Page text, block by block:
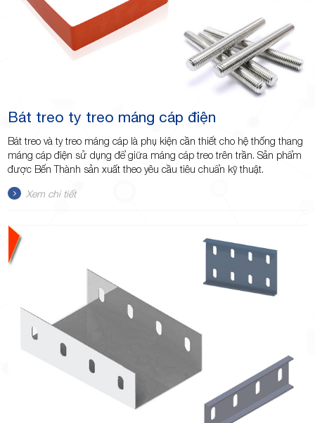
Bát treo ty treo máng cáp điện
Bát treo và ty treo máng cáp là phụ kiện cần thiết cho hệ thống thang
máng cáp điện sử dụng để giữa máng cáp treo trên trần. Sản phẩm
được Bến Thành sản xuất theo yêu cầu tiêu chuẩn kỹ thuật.
Xem chi tiết